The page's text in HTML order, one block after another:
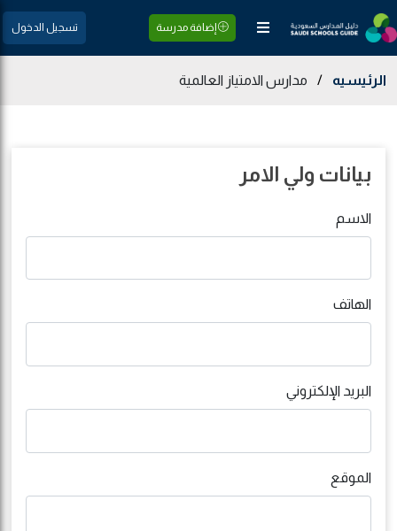
إضافة مدرسة تسجيل الدخول
الرئيسيه / مدارس الامتياز العالمية
بيانات ولي الامر
الاسم
الهاتف
البريد الإلكتروني
الموقع